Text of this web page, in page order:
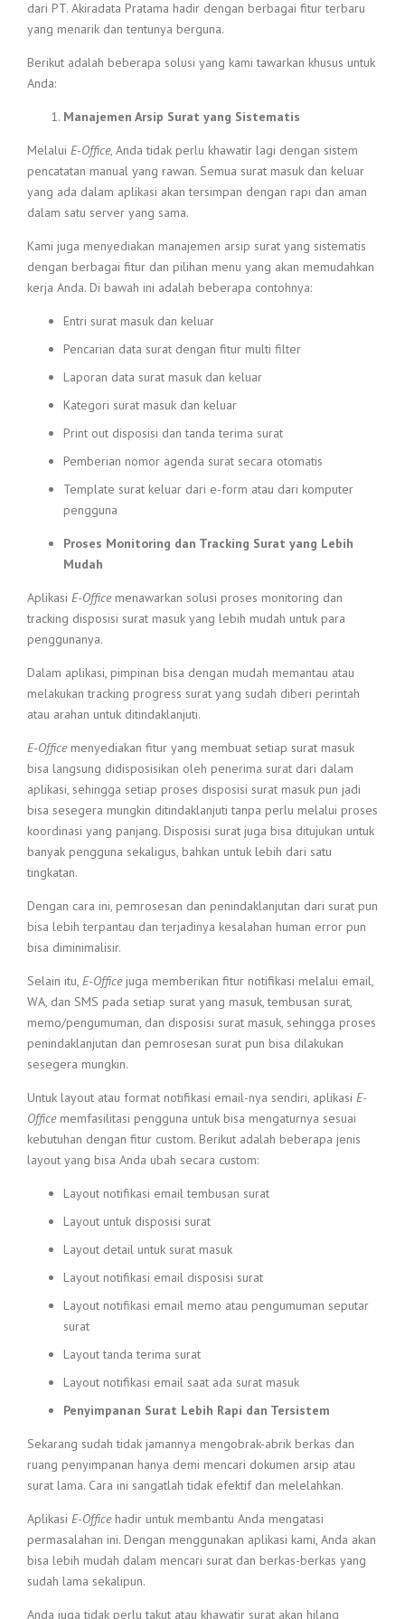
dari PT. Akiradata Pratama hadir dengan berbagai fitur terbaru
yang menarik dan tentunya berguna.
Berikut adalah beberapa solusi yang kami tawarkan khusus untuk
Anda:
Manajemen Arsip Surat yang Sistematis
Melalui E-Office, Anda tidak perlu khawatir lagi dengan sistem
pencatatan manual yang rawan. Semua surat masuk dan keluar
yang ada dalam aplikasi akan tersimpan dengan rapi dan aman
dalam satu server yang sama.
Kami juga menyediakan manajemen arsip surat yang sistematis
dengan berbagai fitur dan pilihan menu yang akan memudahkan
kerja Anda. Di bawah ini adalah beberapa contohnya:
Entri surat masuk dan keluar
Pencarian data surat dengan fitur multi filter
Laporan data surat masuk dan keluar
Kategori surat masuk dan keluar
Print out disposisi dan tanda terima surat
Pemberian nomor agenda surat secara otomatis
Template surat keluar dari e-form atau dari komputer
pengguna
Proses Monitoring dan Tracking Surat yang Lebih
Mudah
Aplikasi E-Officemenawarkan solusi proses monitoring dan
tracking disposisi surat masuk yang lebih mudah untuk para
penggunanya.
Dalam aplikasi, pimpinan bisa dengan mudah memantau atau
melakukan tracking progress surat yang sudah diberi perintah
atau arahan untuk ditindaklanjuti.
E-Officemenyediakan fitur yang membuat setiap surat masuk
bisa langsung didisposisikan oleh penerima surat dari dalam
aplikasi, sehingga setiap proses disposisi surat masuk pun jadi
bisa sesegera mungkin ditindaklanjuti tanpa perlu melalui proses
koordinasi yang panjang. Disposisi surat juga bisa ditujukan untuk
banyak pengguna sekaligus, bahkan untuk lebih dari satu
tingkatan.
Dengan cara ini, pemrosesan dan penindaklanjutan dari surat pun
bisa lebih terpantau dan terjadinya kesalahan human error pun
bisa diminimalisir.
Selain itu, E-Officejuga memberikan fitur notifikasi melalui email,
WA, dan SMS pada setiap surat yang masuk, tembusan surat,
memo/pengumuman, dan disposisi surat masuk, sehingga proses
penindaklanjutan dan pemrosesan surat pun bisa dilakukan
sesegera mungkin.
Untuk layout atau format notifikasi email-nya sendiri, aplikasi E-
Officememfasilitasi pengguna untuk bisa mengaturnya sesuai
kebutuhan dengan fitur custom. Berikut adalah beberapa jenis
layout yang bisa Anda ubah secara custom:
Layout notifikasi email tembusan surat
Layout untuk disposisi surat
Layout detail untuk surat masuk
Layout notifikasi email disposisi surat
Layout notifikasi email memo atau pengumuman seputar
surat
Layout tanda terima surat
Layout notifikasi email saat ada surat masuk
Penyimpanan Surat Lebih Rapi dan Tersistem
Sekarang sudah tidak jamannya mengobrak-abrik berkas dan
ruang penyimpanan hanya demi mencari dokumen arsip atau
surat lama. Cara ini sangatlah tidak efektif dan melelahkan.
Aplikasi E-Officehadir untuk membantu Anda mengatasi
permasalahan ini. Dengan menggunakan aplikasi kami, Anda akan
bisa lebih mudah dalam mencari surat dan berkas-berkas yang
sudah lama sekalipun.
Anda juga tidak perlu takut atau khawatir surat akan hilang